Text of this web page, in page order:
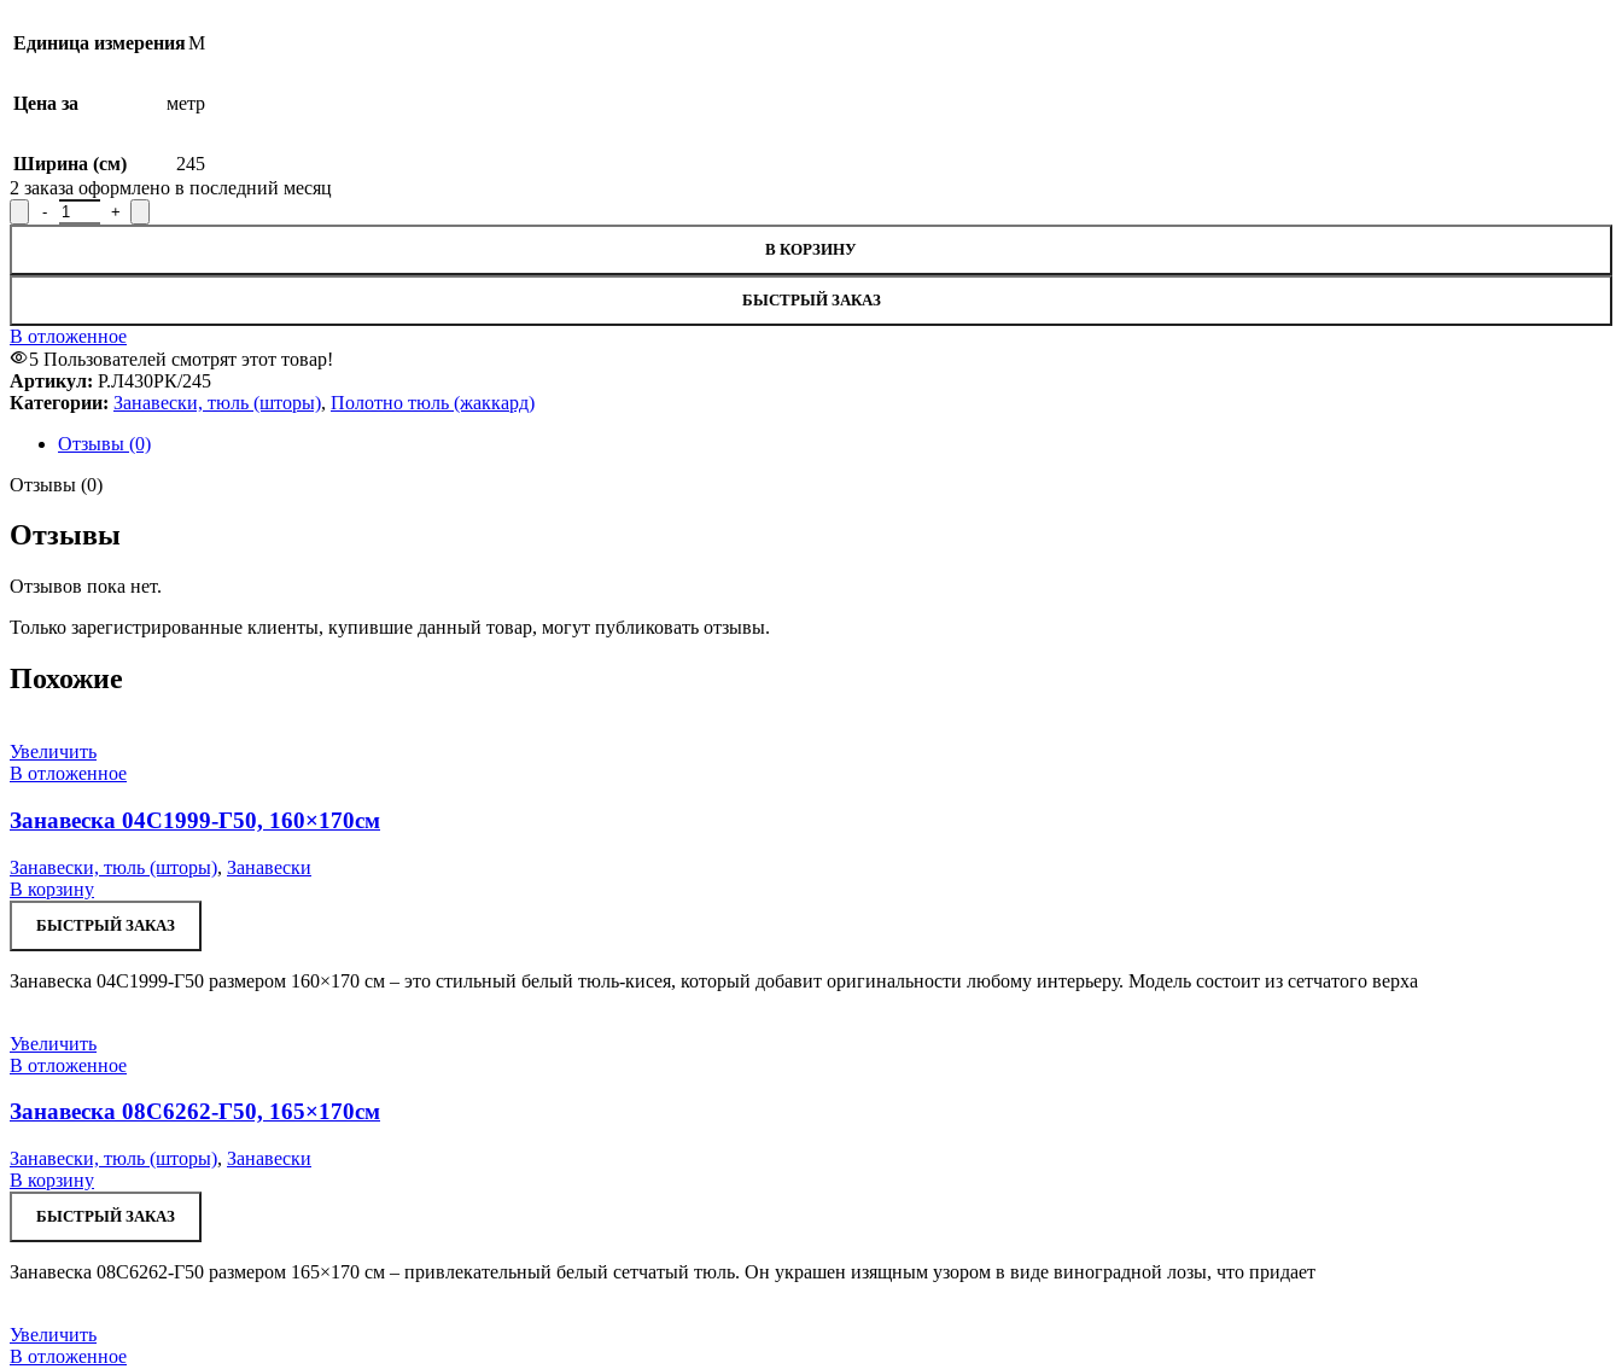
Единица измеренияМ
Цена за метр
Ширина (см)
245
2 заказа оформлено в последний месяц
Количество товара Полотно гардинное Р.Л430РК/245, рисунок Л430РК
В КОРЗИНУ
БЫСТРЫЙ ЗАКАЗ
В отложенное
5 Пользователей смотрят этот товар!
Артикул: Р.Л430РК/245
Категории: Занавески, тюль (шторы), Полотно тюль (жаккард)
Отзывы (0)
Отзывы (0)
Отзывы
Отзывов пока нет.
Только зарегистрированные клиенты, купившие данный товар, могут публиковать отзывы.
Похожие
Увеличить
В отложенное
Занавеска 04С1999-Г50, 160×170см
Занавески, тюль (шторы), Занавески
В корзину
БЫСТРЫЙ ЗАКАЗ
Занавеска 04С1999-Г50 размером 160×170 см – это стильный белый тюль-кисея, который добавит оригинальности любому интерьеру. Модель состоит из сетчатого верха
Увеличить
В отложенное
Занавеска 08С6262-Г50, 165×170см
Занавески, тюль (шторы), Занавески
В корзину
БЫСТРЫЙ ЗАКАЗ
Занавеска 08С6262-Г50 размером 165×170 см – привлекательный белый сетчатый тюль. Он украшен изящным узором в виде виноградной лозы, что придает
Увеличить
В отложенное